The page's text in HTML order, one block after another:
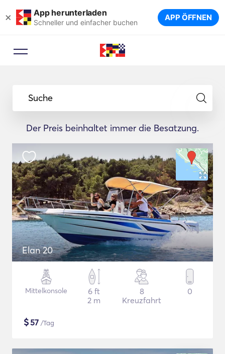
× App herunterladen
Schneller und einfacher buchen APP ÖFFNEN
Suche
Der Preis beinhaltet immer die Besatzung.
Elan 20
Mittelkonsole
6 ft
2 m
8
Kreuzfahrt
0
$57 /Tag